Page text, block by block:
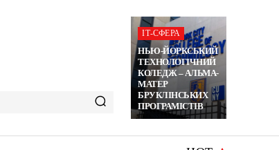
ІТ-СФЕРА
НЬЮ-ЙОРКСЬКИЙ
ТЕХНОЛОГІЧНИЙ
КОЛЕДЖ – АЛЬМА-
МАТЕР
БРУКЛІНСЬКИХ
ПРОГРАМІСТІВ